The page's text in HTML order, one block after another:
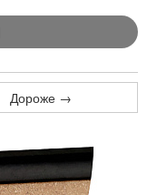
Дороже →